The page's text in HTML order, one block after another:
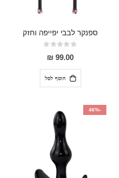
ספנקר לבבי יפייפה וחזק
Rating:
0%
99.00 ₪
הוסף לסל
-46%